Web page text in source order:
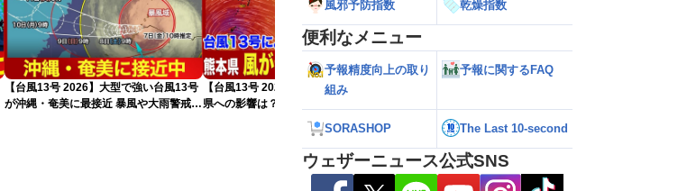
【台風13号 2026】大型で強い台風13号
が沖縄・奄美に最接近 暴風や大雨警戒
【台風13号 2026】台風13号による熊本
県への影響は？（7日9時更新）
風邪予防指数 乾燥指数
便利なメニュー
予報精度向上の取り
組み
予報に関するFAQ
SORASHOP The Last 10-second
ウェザーニュース公式SNS